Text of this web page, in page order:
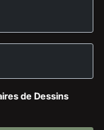
de Dessins